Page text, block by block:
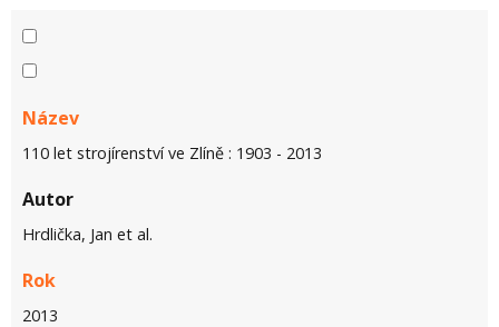
Název
110 let strojírenství ve Zlíně : 1903 - 2013
Autor
Hrdlička, Jan et al.
Rok
2013